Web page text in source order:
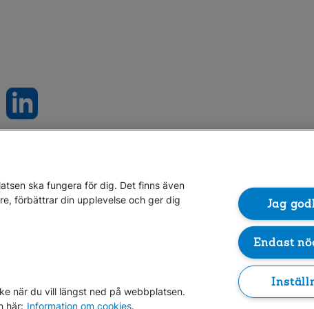
Gå direkt till...
Lediga
ska fungera för dig. Det finns även
förbättrar din upplevelse och ger dig
när du vill längst ned på webbplatsen.
här: Information om cookies.
Jag
Endast